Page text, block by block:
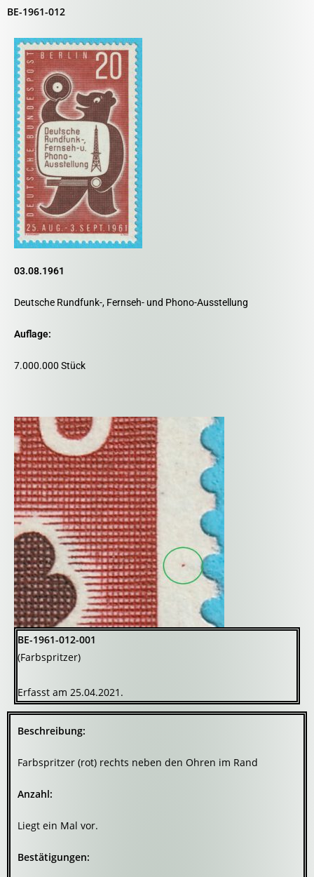
BE-1961-012
03.08.1961
Deutsche Rundfunk-, Fernseh- und Phono-Ausstellung
Auflage:
7.000.000 Stück
BE-1961-012-001
(Farbspritzer)
Erfasst am 25.04.2021.
Beschreibung:
Farbspritzer (rot) rechts neben den Ohren im Rand
Anzahl:
Liegt ein Mal vor.
Bestätigungen: